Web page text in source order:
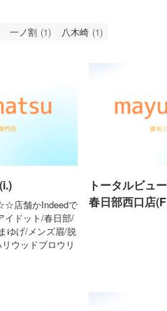
一ノ割 (1) 八木崎 (1)
店舗かIndeedで
イドット/春日部/
ゆげ/メンズ眉/脱
ウッドブロウリ
トータルビュ
春日部西口店